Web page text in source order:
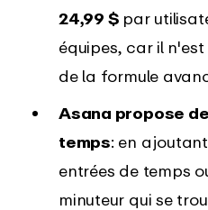
24,99 $ par
équipes, car il
de la formule
Asana propose
temps: en
entrées de temps
minuteur qui se